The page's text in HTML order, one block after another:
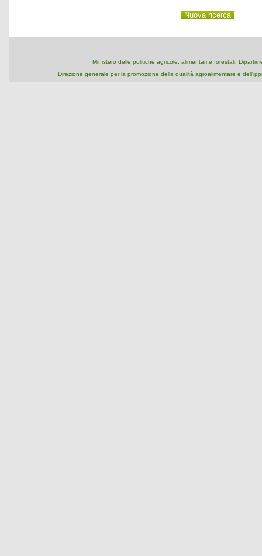
Ministero delle politiche agricole, alimentari e forestali,
Direzione generale per la promozione della qualità agroalimentare e